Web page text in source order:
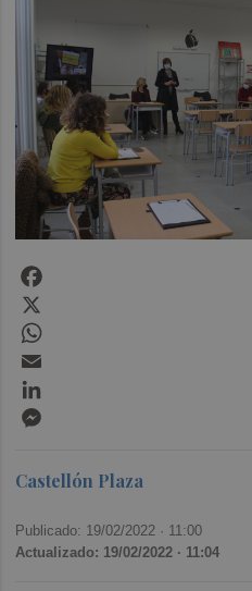
Castellón Plaza
Publicado: 19/02/2022 · 11:00
Actualizado: 19/02/2022 · 11:04